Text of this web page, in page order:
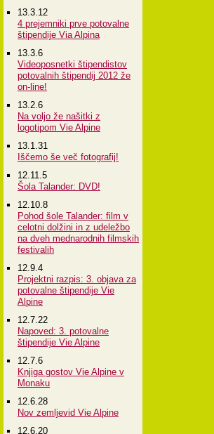
13.3.12
4 prejemniki prve potovalne
štipendije Via Alpina
13.3.6
Videoposnetki štipendistov
potovalnih štipendij 2012 že
on-line!
13.2.6
Na voljo že našitki z
logotipom Vie Alpine
13.1.31
Iščemo še več fotografij!
12.11.5
Šola Talander: DVD!
12.10.8
Pohod šole Talander: film v
celotni dolžini in z udeležbo
na dveh mednarodnih filmskih
festivalih
12.9.4
Projektni razpis: 3. objava za
potovalne štipendije Vie
Alpine
12.7.22
Napoved: 3. potovalne
štipendije Vie Alpine
12.7.6
Knjiga gostov Vie Alpine v
Monaku
12.6.28
Nov zemljevid Vie Alpine
12.6.20